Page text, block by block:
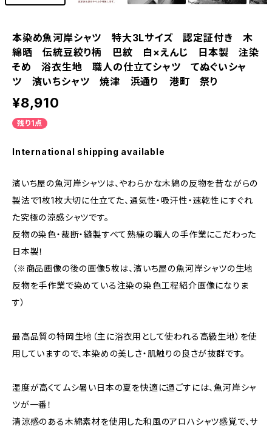
本染め魚河岸シャツ 特大3Lサイズ 認定証付き 木
綿晒 伝統豆絞り柄 巴紋 白×えんじ 日本製 注染
そめ 浴衣生地 職人の仕立てシャツ てぬぐいシャ
ツ 濱いちシャツ 焼津 浜通り 港町 祭り
¥8,910
残り1点
International shipping available
濱いち屋の魚河岸シャツは、やわらかな木綿の反物を昔ながらの
製法で1枚1枚大切に仕立てた、通気性・吸汗性・速乾性にすぐれ
た究極の涼感シャツです。
反物の染色・裁断・縫製すべて熟練の職人の手作業にこだわった
日本製！
（※商品画像の後の画像5枚は、濱いち屋の魚河岸シャツの生地
反物を手作業で染めている注染の染色工程紹介画像になりま
す）
最高品質の特岡生地（主に浴衣用として使われる高級生地）を使
用していますので、本染めの美しさ・肌触りの良さが抜群です。
湿度が高くてムシ暑い日本の夏を快適に過ごすには、魚河岸シャ
ツが一番！
清涼感のある木綿素材を使用した和風のアロハシャツ感覚で、サ